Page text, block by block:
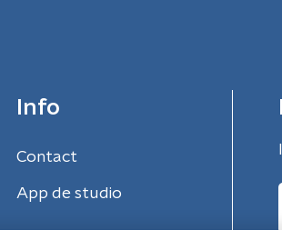
Info
Contact
App de studio